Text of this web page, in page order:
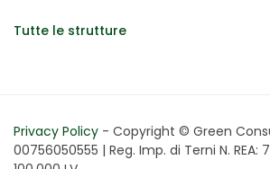
Tutte le strutture
Privacy Policy - Copyright © Green
00756050555 | Reg. Imp. di Terni N. REA: